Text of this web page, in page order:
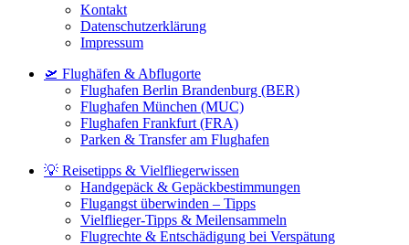
Kontakt
Datenschutzerklärung
Impressum
🛫 Flughäfen & Abflugorte
Flughafen Berlin Brandenburg (BER)
Flughafen München (MUC)
Flughafen Frankfurt (FRA)
Parken & Transfer am Flughafen
💡 Reisetipps & Vielfliegerwissen
Handgepäck & Gepäckbestimmungen
Flugangst überwinden – Tipps
Vielflieger-Tipps & Meilensammeln
Flugrechte & Entschädigung bei Verspätung